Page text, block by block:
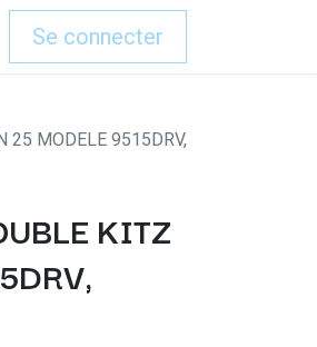
Se connecter
25 MODELE 9515DRV,
KITZ